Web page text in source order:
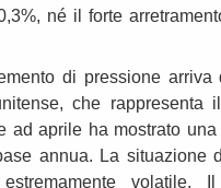
né il forte
di pressione arriva
che rappresenta
ad aprile ha mostrato una
annua. La situazione
volatile.